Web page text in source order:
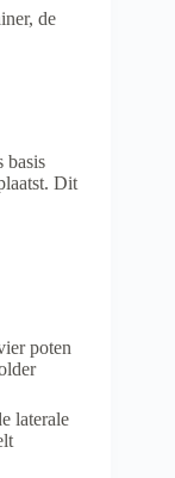
de
basis
Dit
poten
laterale